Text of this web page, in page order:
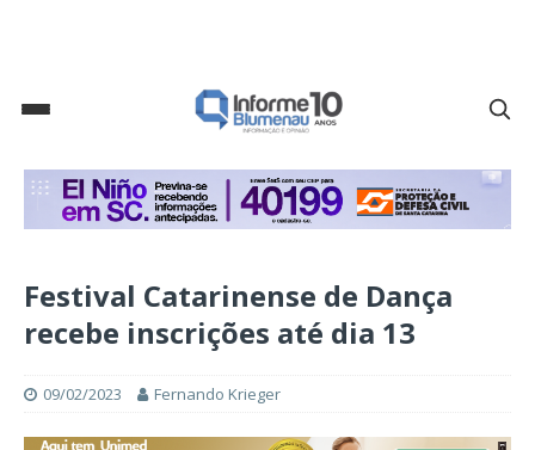
Festival Catarinense de Dança
recebe inscrições até dia 13
09/02/2023 Fernando Krieger